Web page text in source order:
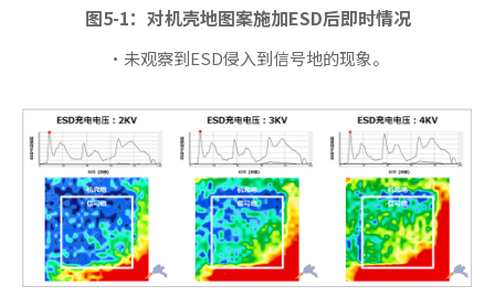
图5-1：对机壳地图案施加ESD后即时情况
・未观察到ESD侵入到信号地的现象。